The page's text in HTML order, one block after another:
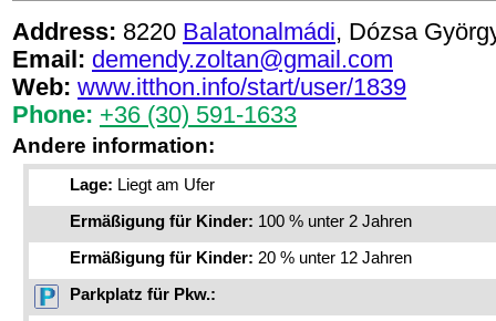
Address: 8220 Balatonalmádi, Dózsa
Email: demendy.zoltan@gmail.com
Web: www.itthon.info/start/user/1839
Phone: +36 (30) 591-1633
Andere information:
Lage: Liegt am Ufer
Ermäßigung für Kinder: 100 % unter 2 Jahren
Ermäßigung für Kinder: 20 % unter 12 Jahren
Parkplatz für Pkw.: